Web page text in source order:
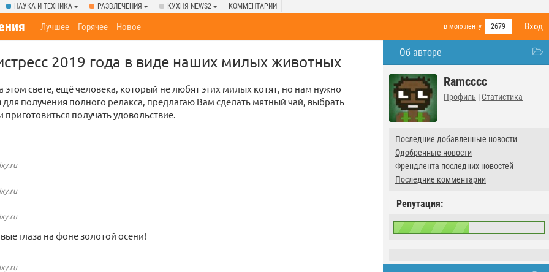
НАУКА И ТЕХНИКА РАЗВЛЕЧЕНИЯ КУХНЯ NEWS2 КОММЕНТАРИИ
Вход
в мою ленту 2679
Лучшее Горячее Новое
Об авторе
Ramcccc
Профиль | Статистика
Последние добавленные новости
Одобренные новости
Френдлента последних новостей
Последние комментарии
Репутация:
2019 года в виде наших милых животных
этом свете, ещё человека, который не любят этих милых котят, но нам нужно
для получения полного релакса, предлагаю Вам сделать мятный чай, выбрать
приготовиться получать удовольствие.
глаза на фоне золотой осени!